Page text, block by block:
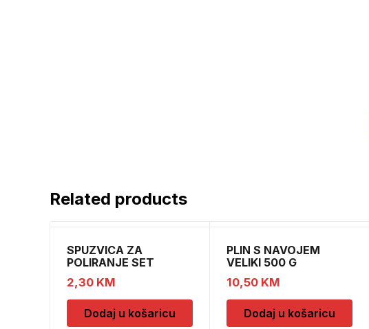
Related products
SPUZVICA ZA
POLIRANJE SET
2,30 KM
Dodaj u košaricu
PLIN S NAVOJEM
VELIKI 500 G
10,50 KM
Dodaj u košaricu